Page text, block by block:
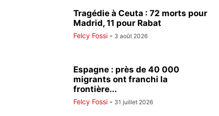
Tragédie à Ceuta : 72 morts pour
Madrid, 11 pour Rabat
Felcy Fossi - 3 août 2026
Espagne : près de 40 000
migrants ont franchi la
frontière...
Felcy Fossi - 31 juillet 2026